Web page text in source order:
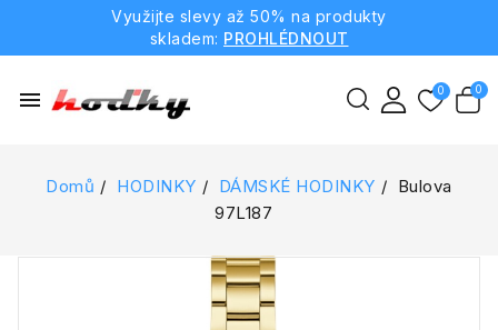
Využijte slevy až 50% na produkty
skladem: PROHLÉDNOUT
menu
Domů HODINKY DÁMSKÉ HODINKY
Bulova
97L187